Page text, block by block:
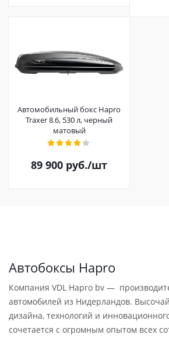
Автомобильный бокс Hapro
Traxer 8.6, 530 л, черный
матовый
89 900 руб./шт
Автобоксы Hapro
Компания VDL Hapro bv —
автомобилей из Нидерландов.
дизайна, технологий и
сочетается с огромным опытом всех